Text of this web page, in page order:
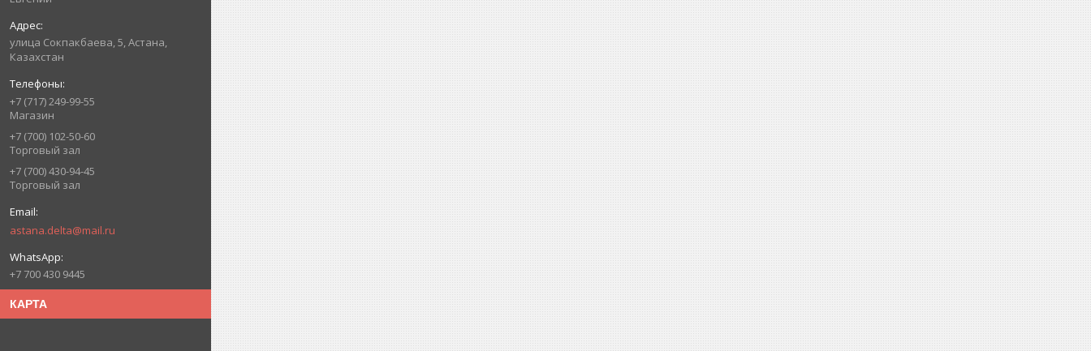
улица Сокпакбаева, 5, Астана,
Казахстан
+7 (717) 249-99-55
Магазин
+7 (700) 102-50-60
Торговый зал
+7 (700) 430-94-45
Торговый зал
astana.delta@mail.ru
+7 700 430 9445
КАРТА